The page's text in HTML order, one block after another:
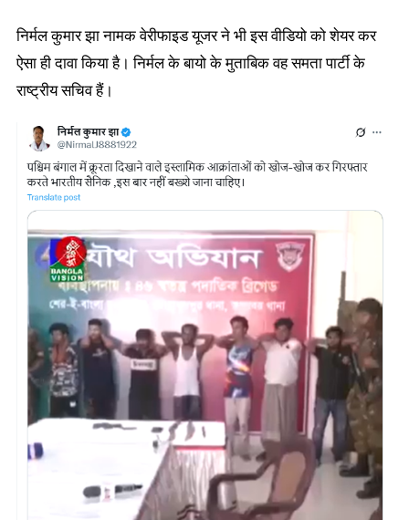
निर्मल कुमार झा नामक वेरीफाइड यूजर ने भी इस वीडियो को शेयर कर
ऐसा ही दावा किया है। निर्मल के बायो के मुताबिक वह समता पार्टी के
राष्ट्रीय सचिव हैं।